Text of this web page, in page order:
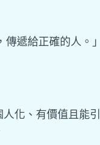
遞給正確的人。」
化、有價值且能